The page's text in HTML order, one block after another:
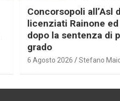
Concorsopoli all’Asl
licenziati Rainone
dopo la sentenza di
grado
6 Agosto 2026 Stefano